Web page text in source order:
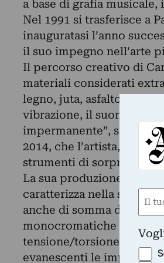
a base di grafia
Nel 1991 si trasferisce a
inauguratasi l’anno
il suo impegno nell’arte
Il percorso creativo di
materiali considerati
legno, juta, asfalto,
vibrazione, il suono, il
impermanente”, sculture
2014, che l’artista, oltre
strumenti di
La sua produzione
caratterizza nella
anche di somma di tutti i
monocromatiche a base
tensione/torsione
evanescenti le impronte
Nome